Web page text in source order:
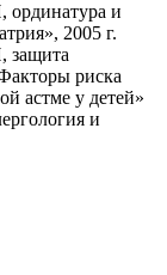
ординатура и
2005 г.
защита
риска
астме у детей»
и